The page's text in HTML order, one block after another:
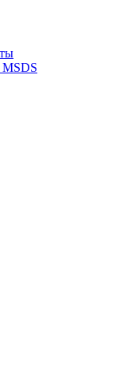
MSDS